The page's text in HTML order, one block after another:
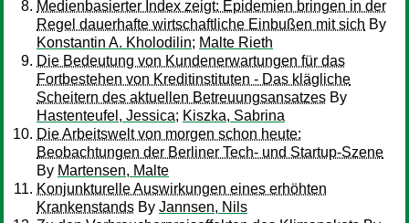
Medienbasierter Index zeigt: Epidemien bringen in der
Regel dauerhafte wirtschaftliche Einbußen mit sich By
Konstantin A. Kholodilin; Malte Rieth
Die Bedeutung von Kundenerwartungen für das
Fortbestehen von Kreditinstituten - Das klägliche
Scheitern des aktuellen Betreuungsansatzes By
Hastenteufel, Jessica; Kiszka, Sabrina
Die Arbeitswelt von morgen schon heute:
Beobachtungen der Berliner Tech- und Startup-Szene
By Martensen, Malte
Konjunkturelle Auswirkungen eines erhöhten
Krankenstands By Jannsen, Nils